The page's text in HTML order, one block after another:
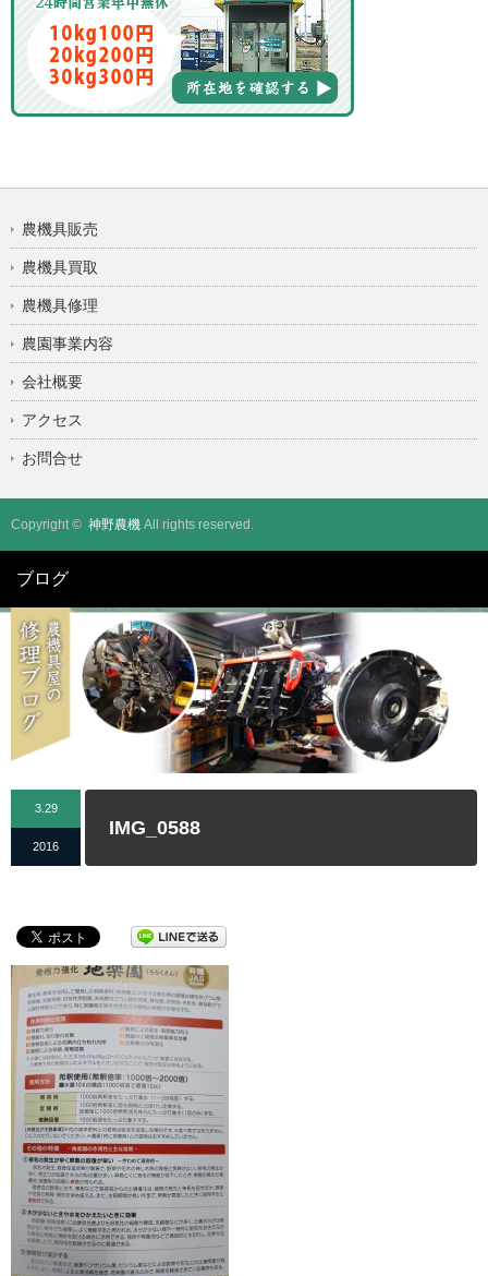
農機具販売
農機具買取
農機具修理
農園事業内容
会社概要
アクセス
お問合せ
Copyright © 神野農機 All rights reserved.
ブログ
3.29
2016
IMG_0588